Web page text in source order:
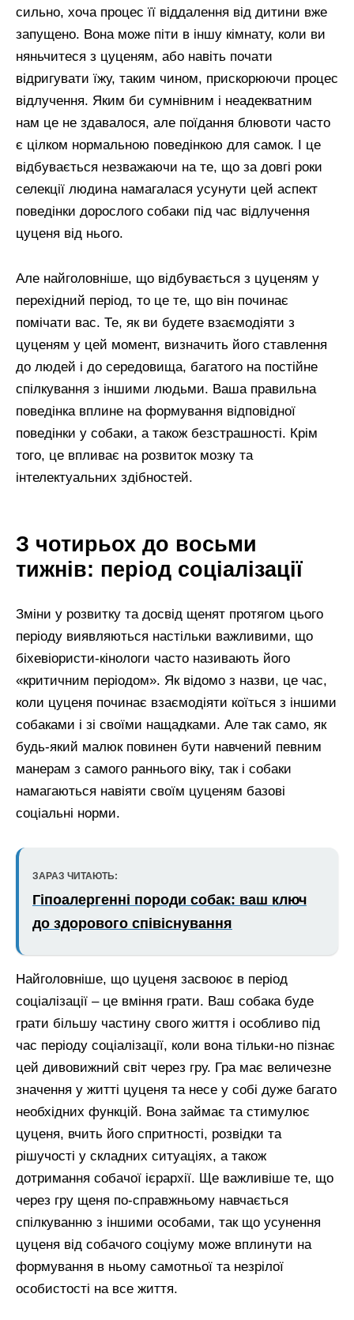
сильно, хоча процес її віддалення від дитини вже
запущено. Вона може піти в іншу кімнату, коли ви
няньчитеся з цуценям, або навіть почати
відригувати їжу, таким чином, прискорюючи процес
відлучення. Яким би сумнівним і неадекватним
нам це не здавалося, але поїдання блювоти часто
є цілком нормальною поведінкою для самок. І це
відбувається незважаючи на те, що за довгі роки
селекції людина намагалася усунути цей аспект
поведінки дорослого собаки під час відлучення
цуценя від нього.
Але найголовніше, що відбувається з цуценям у
перехідний період, то це те, що він починає
помічати вас. Те, як ви будете взаємодіяти з
цуценям у цей момент, визначить його ставлення
до людей і до середовища, багатого на постійне
спілкування з іншими людьми. Ваша правильна
поведінка вплине на формування відповідної
поведінки у собаки, а також безстрашності. Крім
того, це впливає на розвиток мозку та
інтелектуальних здібностей.
З чотирьох до восьми
тижнів: період соціалізації
Зміни у розвитку та досвід щенят протягом цього
періоду виявляються настільки важливими, що
біхевіористи-кінологи часто називають його
«критичним періодом». Як відомо з назви, це час,
коли цуценя починає взаємодіяти коїться з іншими
собаками і зі своїми нащадками. Але так само, як
будь-який малюк повинен бути навчений певним
манерам з самого раннього віку, так і собаки
намагаються навіяти своїм цуценям базові
соціальні норми.
ЗАРАЗ ЧИТАЮТЬ:
Гіпоалергенні породи собак: ваш ключ
до здорового співіснування
Найголовніше, що цуценя засвоює в період
соціалізації – це вміння грати. Ваш собака буде
грати більшу частину свого життя і особливо під
час періоду соціалізації, коли вона тільки-но пізнає
цей дивовижний світ через гру. Гра має величезне
значення у житті цуценя та несе у собі дуже багато
необхідних функцій. Вона займає та стимулює
цуценя, вчить його спритності, розвідки та
рішучості у складних ситуаціях, а також
дотримання собачої ієрархії. Ще важливіше те, що
через гру щеня по-справжньому навчається
спілкуванню з іншими особами, так що усунення
цуценя від собачого соціуму може вплинути на
формування в ньому самотньої та незрілої
особистості на все життя.